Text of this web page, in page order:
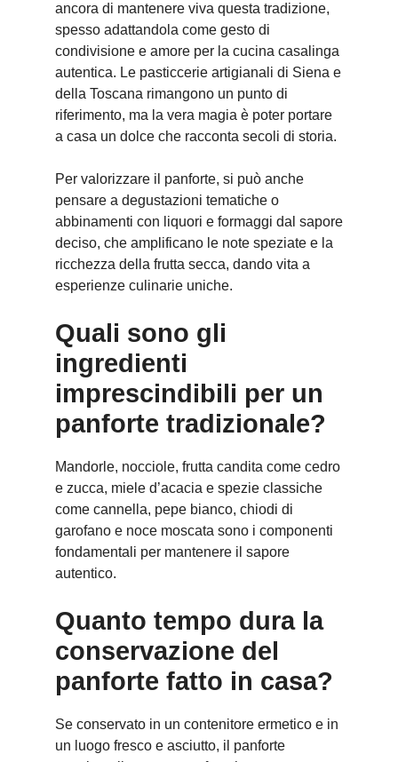
ancora di mantenere viva questa tradizione,
spesso adattandola come gesto di
condivisione e amore per la cucina casalinga
autentica. Le pasticcerie artigianali di Siena e
della Toscana rimangono un punto di
riferimento, ma la vera magia è poter portare
a casa un dolce che racconta secoli di storia.
Per valorizzare il panforte, si può anche
pensare a degustazioni tematiche o
abbinamenti con liquori e formaggi dal sapore
deciso, che amplificano le note speziate e la
ricchezza della frutta secca, dando vita a
esperienze culinarie uniche.
Quali sono gli
ingredienti
imprescindibili per un
panforte tradizionale?
Mandorle, nocciole, frutta candita come cedro
e zucca, miele d’acacia e spezie classiche
come cannella, pepe bianco, chiodi di
garofano e noce moscata sono i componenti
fondamentali per mantenere il sapore
autentico.
Quanto tempo dura la
conservazione del
panforte fatto in casa?
Se conservato in un contenitore ermetico e in
un luogo fresco e asciutto, il panforte